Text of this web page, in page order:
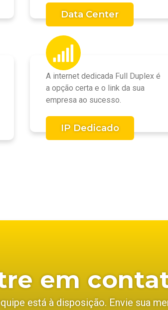
Data Center
A internet dedicada Full Duplex é
a opção certa e o link da sua
empresa ao sucesso.
IP Dedicado
em
está à disposição. Envie sua